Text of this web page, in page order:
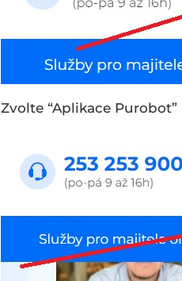
Zvolte “Aplikace Purobot”